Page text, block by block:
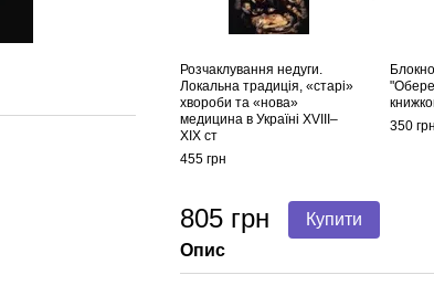
Розчаклування недуги.
Локальна традиція, «старі»
хвороби та «нова»
медицина в Україні ХVІІІ–
ХІХ ст
455 грн
350 грн
805 грн
Купити
Опис